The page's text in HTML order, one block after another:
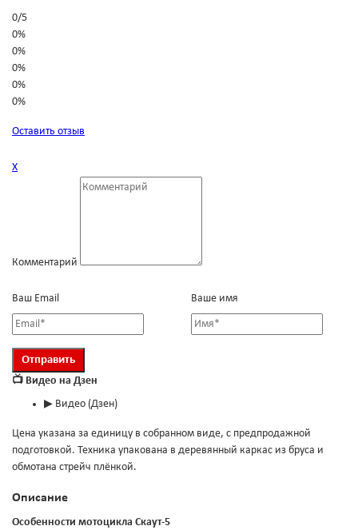
0/5
0%
0%
0%
0%
0%
Оставить отзыв
Х
Комментарий
Ваш Email Ваше имя
📺 Видео на Дзен
▶ Видео (Дзен)
Цена указана за единицу в собранном виде, с предпродажной
подготовкой. Техника упакована в деревянный каркас из бруса и
обмотана стрейч плёнкой.
Описание
Особенности мотоцикла Скаут-5